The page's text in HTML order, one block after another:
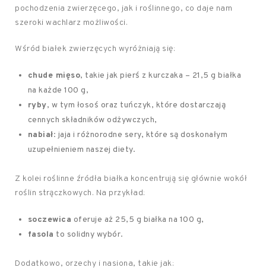
pochodzenia zwierzęcego, jak i roślinnego, co daje nam
szeroki wachlarz możliwości.
Wśród białek zwierzęcych wyróżniają się:
chude mięso, takie jak pierś z kurczaka – 21,5 g białka
na każde 100 g,
ryby, w tym łosoś oraz tuńczyk, które dostarczają
cennych składników odżywczych,
nabiał: jaja i różnorodne sery, które są doskonałym
uzupełnieniem naszej diety.
Z kolei roślinne źródła białka koncentrują się głównie wokół
roślin strączkowych. Na przykład:
soczewica oferuje aż 25,5 g białka na 100 g,
fasola to solidny wybór.
Dodatkowo, orzechy i nasiona, takie jak: